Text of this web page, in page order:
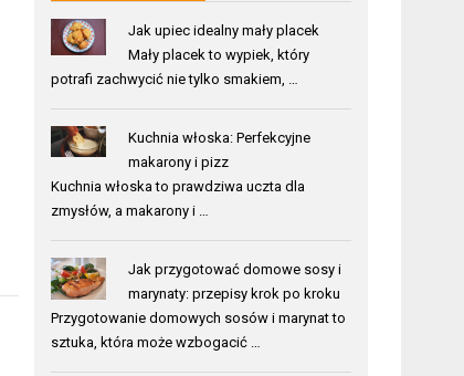
Jak upiec idealny mały placek
Mały placek to wypiek, który
potrafi zachwycić nie tylko smakiem, …
Kuchnia włoska: Perfekcyjne
makarony i pizz
Kuchnia włoska to prawdziwa uczta dla
zmysłów, a makarony i …
Jak przygotować domowe sosy i
marynaty: przepisy krok po kroku
Przygotowanie domowych sosów i marynat to
sztuka, która może wzbogacić …